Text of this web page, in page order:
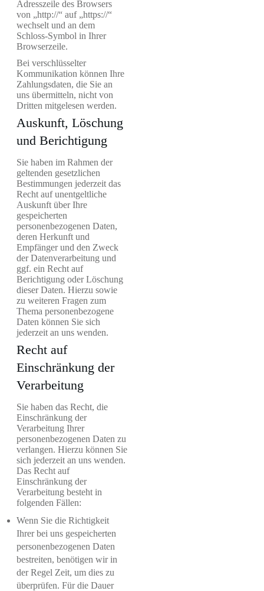
Adresszeile des Browsers
von „http://“ auf „https://“
wechselt und an dem
Schloss-Symbol in Ihrer
Browserzeile.
Bei verschlüsselter
Kommunikation können Ihre
Zahlungsdaten, die Sie an
uns übermitteln, nicht von
Dritten mitgelesen werden.
Auskunft, Löschung
und Berichtigung
Sie haben im Rahmen der
geltenden gesetzlichen
Bestimmungen jederzeit das
Recht auf unentgeltliche
Auskunft über Ihre
gespeicherten
personenbezogenen Daten,
deren Herkunft und
Empfänger und den Zweck
der Datenverarbeitung und
ggf. ein Recht auf
Berichtigung oder Löschung
dieser Daten. Hierzu sowie
zu weiteren Fragen zum
Thema personenbezogene
Daten können Sie sich
jederzeit an uns wenden.
Recht auf
Einschränkung der
Verarbeitung
Sie haben das Recht, die
Einschränkung der
Verarbeitung Ihrer
personenbezogenen Daten zu
verlangen. Hierzu können Sie
sich jederzeit an uns wenden.
Das Recht auf
Einschränkung der
Verarbeitung besteht in
folgenden Fällen:
Wenn Sie die Richtigkeit
Ihrer bei uns gespeicherten
personenbezogenen Daten
bestreiten, benötigen wir in
der Regel Zeit, um dies zu
überprüfen. Für die Dauer